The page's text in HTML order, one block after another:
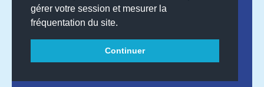
gérer votre session et mesurer la
fréquentation du site.
Continuer
© 2026
INNOVATIONS™